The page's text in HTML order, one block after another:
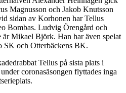
Magnusson och Jakob Knutsson
sidan av Korhonen har Tellus
Bombas. Ludvig Örengård och
Mikael Björk. Han har även spelat
SK och Otterbäckens BK.
Tellus på sista plats i
coronasäsongen flyttades inga